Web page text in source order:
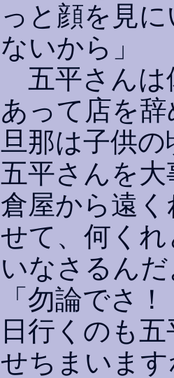
っと顔を見
ないから」
五平さんは
あって店を
旦那は子供
五平さんを
倉屋から遠
せて、何く
いなさるん
「勿論でさ
日行くのも
せちまいま